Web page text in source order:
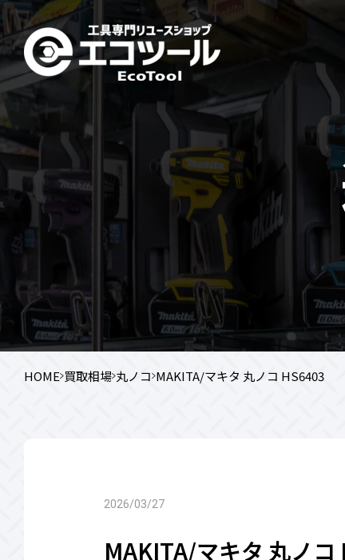
HOME 買取相場 丸ノコ MAKITA/マキタ 丸ノコ HS6403
2026/03/27
MAKITA/マキタ 丸ノコ